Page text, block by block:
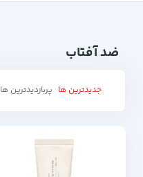
ضد آفتاب
جدیدترین ها پربازدیدترین ها